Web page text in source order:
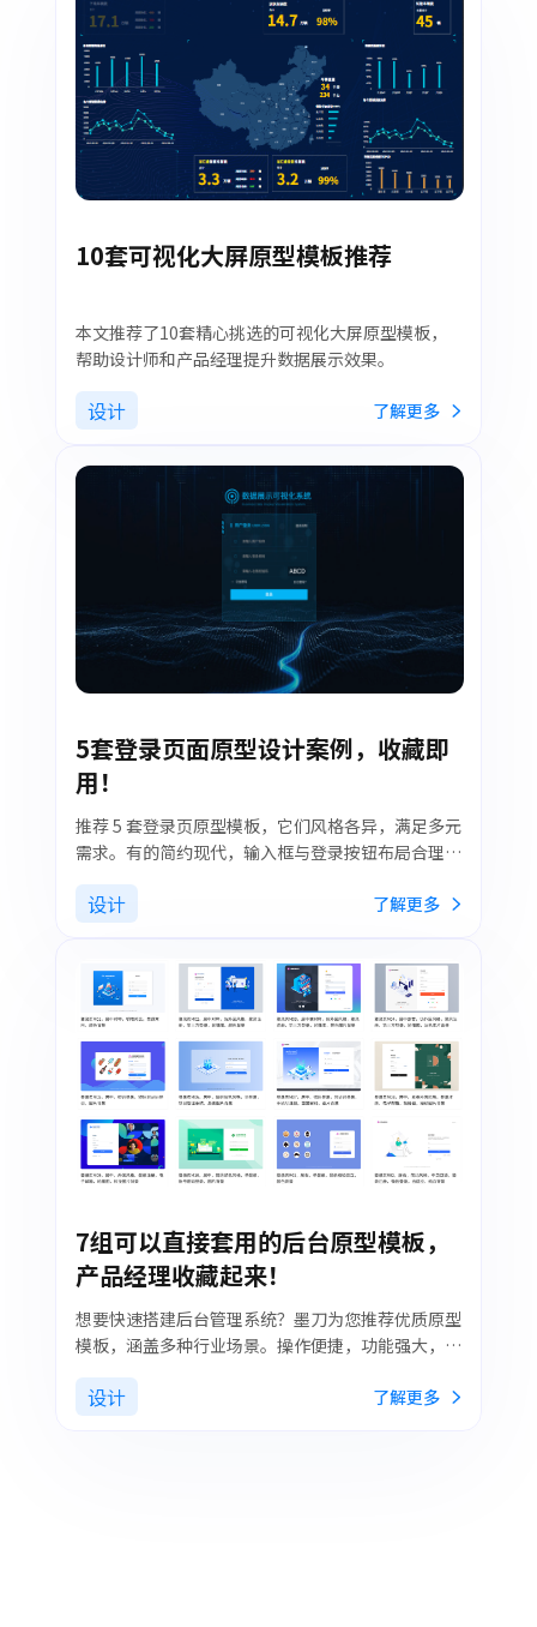
10套可视化大屏原型模板推荐
本文推荐了10套精心挑选的可视化大屏原型模板，
帮助设计师和产品经理提升数据展示效果。
设计 了解更多
5套登录页面原型设计案例，收藏即
用！
推荐 5 套登录页原型模板，它们风格各异，满足多元
需求。有的简约现代，输入框与登录按钮布局合理；
备良好的兼容性，能在各类设备上稳定运行。无论是
企业日常办公，还是项目管理等场景，这 5 套原型模
手。
设计 了解更多
7组可以直接套用的后台原型模板，
产品经理收藏起来！
想要快速搭建后台管理系统？墨刀为您推荐优质原型
模板，涵盖多种行业场景。操作便捷，功能强大，助
之旅。
设计 了解更多